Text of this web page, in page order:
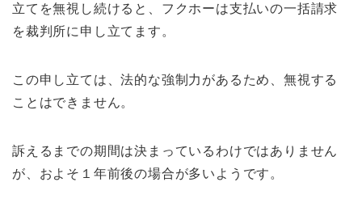
立てを無視し続けると、フクホーは支払いの一括請求
を裁判所に申し立てます。
この申し立ては、法的な強制力があるため、無視する
ことはできません。
訴えるまでの期間は決まっているわけではありません
が、およそ１年前後の場合が多いようです。